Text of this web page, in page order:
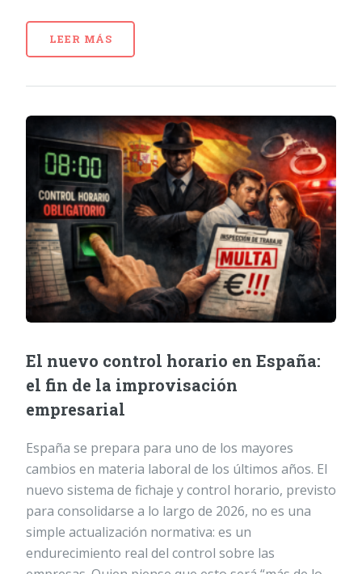
LEER MÁS
El nuevo control horario en España:
el fin de la improvisación
empresarial
España se prepara para uno de los mayores
cambios en materia laboral de los últimos años. El
nuevo sistema de fichaje y control horario, previsto
para consolidarse a lo largo de 2026, no es una
simple actualización normativa: es un
endurecimiento real del control sobre las